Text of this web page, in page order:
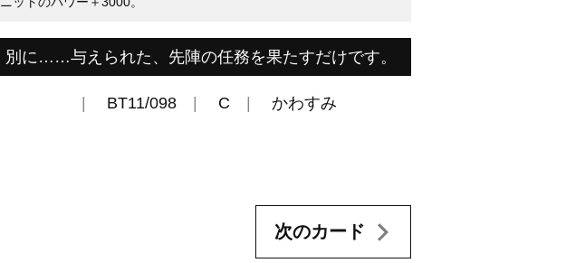
別に……与えられた、先陣の任務を果たすだけです。
BT11/098 C かわすみ
次のカード